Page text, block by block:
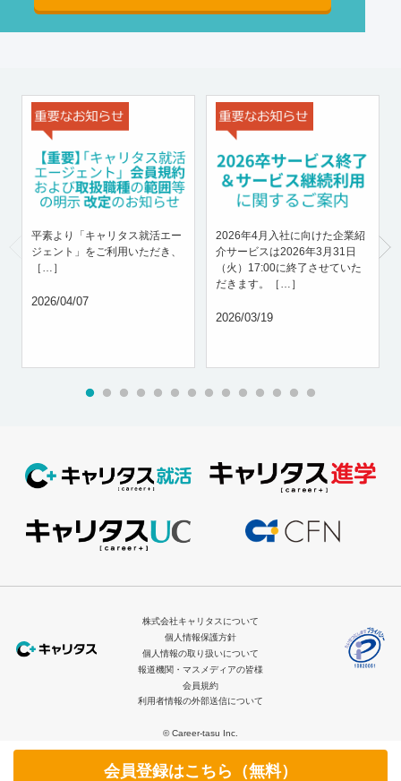
平素より「キャリタス就活エー
ジェント」をご利用いただき、
［…］
2026/04/07
2026年4月入社に向けた企業紹
介サービスは2026年3月31日
（火）17:00に終了させていた
だきます。［…］
2026/03/19
株式会社キャリタスについて
個人情報保護方針
個人情報の取り扱いについて
報道機関・マスメディアの皆様
会員規約
利用者情報の外部送信について
© Career-tasu Inc.
会員登録はこちら（無料）